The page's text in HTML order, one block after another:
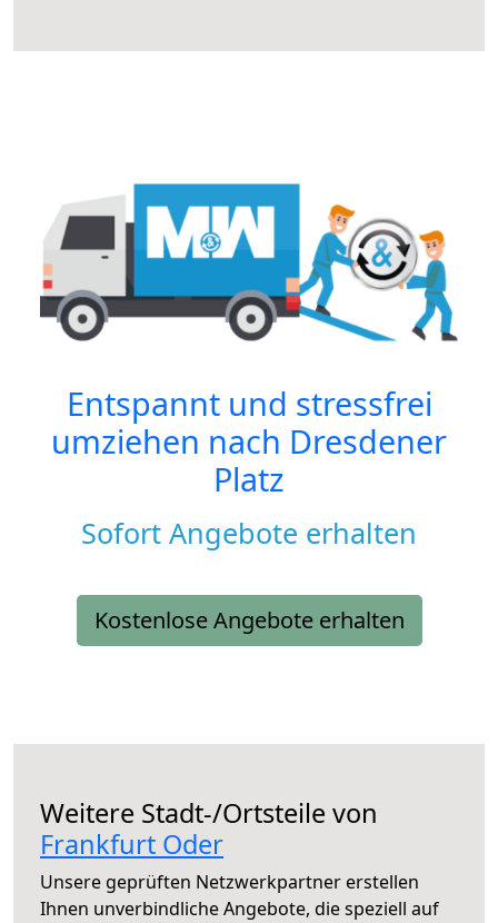
Entspannt und stressfrei
umziehen nach Dresdener
Platz
Sofort Angebote erhalten
Kostenlose Angebote erhalten
Weitere Stadt-/Ortsteile von
Frankfurt Oder
Unsere geprüften Netzwerkpartner erstellen
Ihnen unverbindliche Angebote, die speziell auf